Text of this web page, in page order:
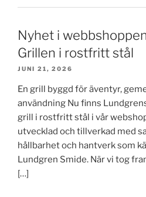
Nyhet i
Grillen i rostfritt stål
JUNI 21, 2026
En grill byggd för äventyr,
användning Nu finns
grill i rostfritt stål i vår
utvecklad och tillverkad med
hållbarhet och hantverk som
Lundgren Smide. När vi tog
[…]